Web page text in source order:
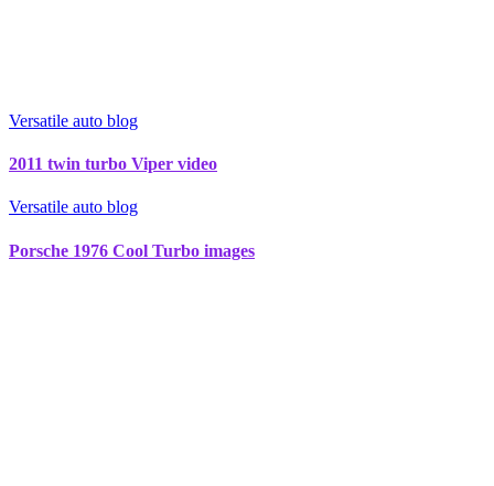
Versatile auto blog
2011 twin turbo Viper video
Versatile auto blog
Porsche 1976 Cool Turbo images